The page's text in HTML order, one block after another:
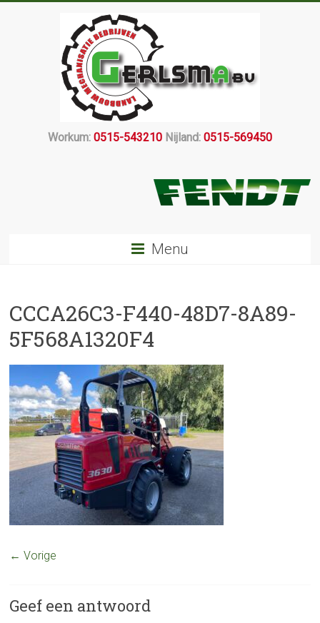
Workum: 0515-543210Nijland: 0515-569450
Menu
CCCA26C3-F440-48D7-8A89-
5F568A1320F4
← Vorige
Geef een antwoord